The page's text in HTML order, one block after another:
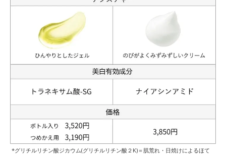
*グリチルリチン酸ジカウム(グリチルリチン酸２K)＝肌荒れ・日焼けによるほて